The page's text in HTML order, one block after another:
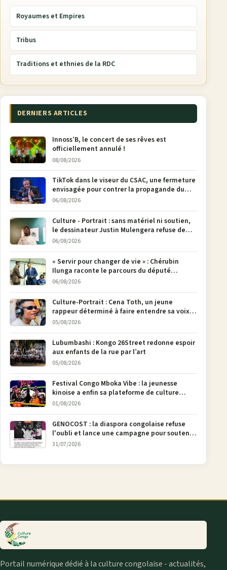
Royaumes et Empires
Tribus
Traditions et ethnies de la RDC
DERNIERS ARTICLES
Innoss’B, le concert de ses rêves est
officiellement annulé !
08/08/2026
TikTok dans le viseur du CSAC, une fermeture
envisagée pour contrer la propagande du
M23
06/08/2026
Culture - Portrait : sans matériel ni soutien,
le dessinateur Justin Mulengera refuse de
poser son crayon
06/08/2026
« Servir pour changer de vie » : Chérubin
Ilunga raconte le parcours du député
national Jethro Muyombi Tshimbu en 137
06/08/2026
Culture-Portrait : Cena Toth, un jeune
rappeur déterminé à faire entendre sa voix à
Bunia
05/08/2026
Lubumbashi : Kongo 26Street redonne espoir
aux enfants de la rue par l’art
05/08/2026
Festival Congo Mboka Vibe : la jeunesse
kinoise a enfin sa plateforme de culture
urbaine
01/08/2026
GENOCOST : la diaspora congolaise refuse
l'oubli et lance une campagne pour soutenir
la pétition FONAREV depuis Bruxelles
31/07/2026
Portail numérique dédié à la culture congolaise - actualités,